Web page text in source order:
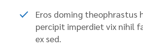
Eros doming theophrastus
percipit imperdiet vix nihil
ex sed.